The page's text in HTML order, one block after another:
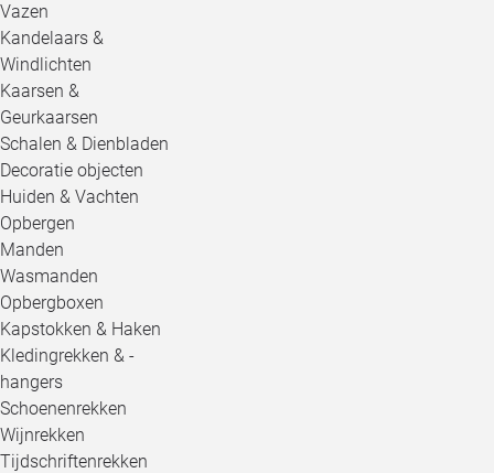
Vazen
Kandelaars &
Windlichten
Kaarsen &
Geurkaarsen
Schalen & Dienbladen
Decoratie objecten
Huiden & Vachten
Opbergen
Manden
Wasmanden
Opbergboxen
Kapstokken & Haken
Kledingrekken & -
hangers
Schoenenrekken
Wijnrekken
Tijdschriftenrekken